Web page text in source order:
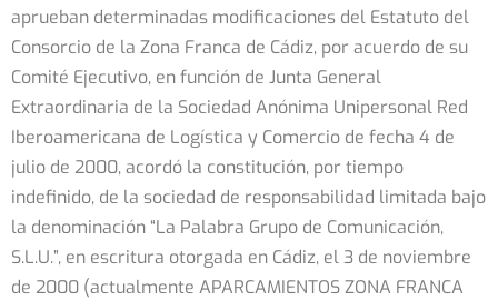
aprueban determinadas modificaciones del Estatuto del
Consorcio de la Zona Franca de Cádiz, por acuerdo de su
Comité Ejecutivo, en función de Junta General
Extraordinaria de la Sociedad Anónima Unipersonal Red
Iberoamericana de Logística y Comercio de fecha 4 de
julio de 2000, acordó la constitución, por tiempo
indefinido, de la sociedad de responsabilidad limitada bajo
la denominación “La Palabra Grupo de Comunicación,
S.L.U.”, en escritura otorgada en Cádiz, el 3 de noviembre
de 2000 (actualmente APARCAMIENTOS ZONA FRANCA